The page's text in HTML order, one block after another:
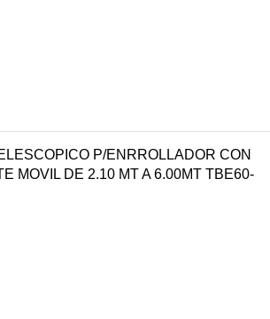
P/ENRROLLADOR CON
MOVIL DE 2.10 MT A 6.00MT TBE60-